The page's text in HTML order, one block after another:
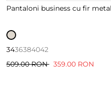
Pantaloni business cu fir
3436384042
509.00 RON 359.00 RON